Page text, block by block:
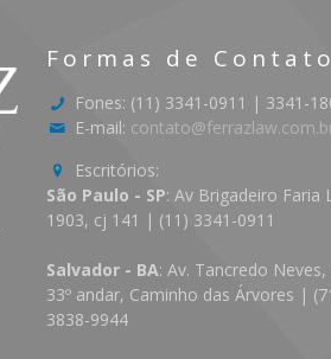
Formas de Contato
Fones: (11) 3341-0911 | 3341-
E-mail:
Escritórios:
São Paulo - SP: Av Brigadeiro Faria
1903, cj 141 | (11) 3341-0911
Salvador - BA: Av. Tancredo Neves,
33º andar, Caminho das Árvores |
3838-9944